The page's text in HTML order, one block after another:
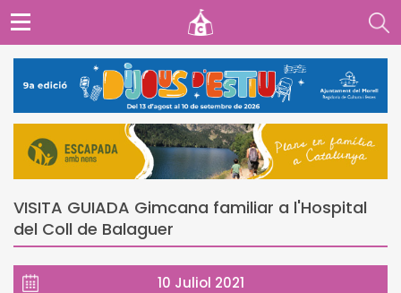
VISITA GUIADA Gimcana familiar a l'Hospital
del Coll de Balaguer
10 Juliol 2021